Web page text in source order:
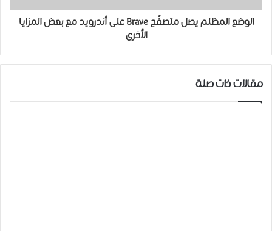
الوضع المظلم يصل ﻣﺘﺼﻔّﺢ Brave ﻋﻠﻰ ﺃﻧﺪﺭﻭﻳﺪ مع بعض المزايا
الأخرى
مقالات ذات صلة